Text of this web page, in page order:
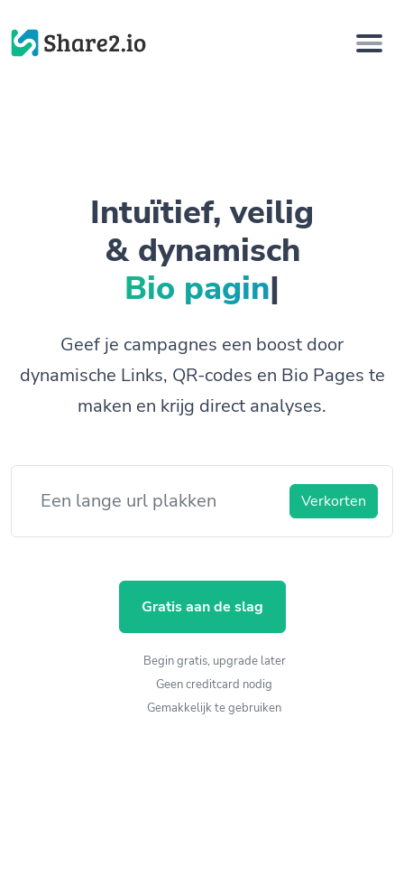
Intuïtief, veilig
& dynamisch
Bio pagina's.
Geef je campagnes een boost door
dynamische Links, QR-codes en Bio Pages te
maken en krijg direct analyses.
Verkorten
Gratis aan de slag
Begin gratis, upgrade later
Geen creditcard nodig
Gemakkelijk te gebruiken